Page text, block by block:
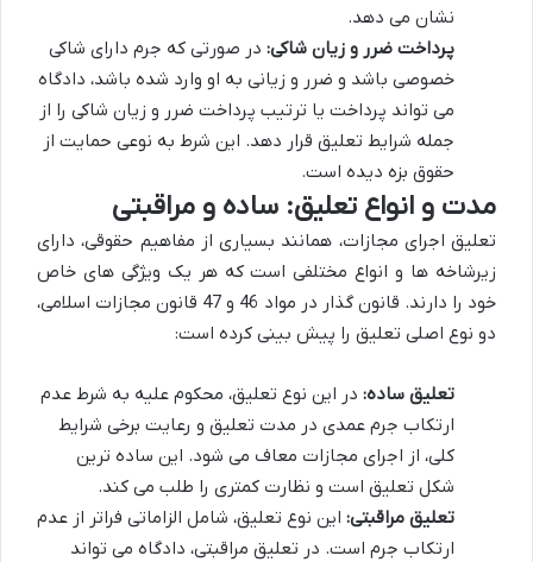
نشان می دهد.
پرداخت ضرر و زیان شاکی: در صورتی که جرم دارای شاکی
خصوصی باشد و ضرر و زیانی به او وارد شده باشد، دادگاه
می تواند پرداخت یا ترتیب پرداخت ضرر و زیان شاکی را از
جمله شرایط تعلیق قرار دهد. این شرط به نوعی حمایت از
حقوق بزه دیده است.
مدت و انواع تعلیق: ساده و مراقبتی
تعلیق اجرای مجازات، همانند بسیاری از مفاهیم حقوقی، دارای
زیرشاخه ها و انواع مختلفی است که هر یک ویژگی های خاص
خود را دارند. قانون گذار در مواد 46 و 47 قانون مجازات اسلامی،
دو نوع اصلی تعلیق را پیش بینی کرده است:
تعلیق ساده: در این نوع تعلیق، محکوم علیه به شرط عدم
ارتکاب جرم عمدی در مدت تعلیق و رعایت برخی شرایط
کلی، از اجرای مجازات معاف می شود. این ساده ترین
شکل تعلیق است و نظارت کمتری را طلب می کند.
تعلیق مراقبتی: این نوع تعلیق، شامل الزاماتی فراتر از عدم
ارتکاب جرم است. در تعلیق مراقبتی، دادگاه می تواند